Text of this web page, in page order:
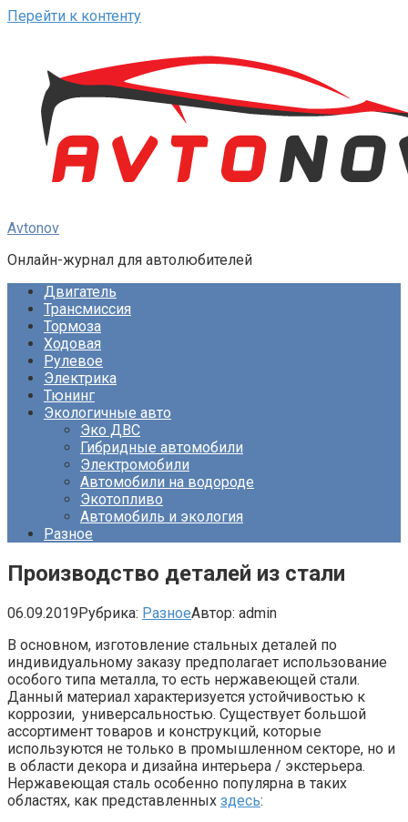
Перейти к контенту
Avtonov
Онлайн-журнал для автолюбителей
Двигатель
Трансмиссия
Тормоза
Ходовая
Рулевое
Электрика
Тюнинг
Экологичные авто
Эко ДВС
Гибридные автомобили
Электромобили
Автомобили на водороде
Экотопливо
Автомобиль и экология
Разное
Производство деталей из стали
06.09.2019Рубрика: РазноеАвтор: admin
В основном, изготовление стальных деталей по
индивидуальному заказу предполагает использование
особого типа металла, то есть нержавеющей стали.
Данный материал характеризуется устойчивостью к
коррозии, универсальностью. Существует большой
ассортимент товаров и конструкций, которые
используются не только в промышленном секторе, но и
в области декора и дизайна интерьера / экстерьера.
Нержавеющая сталь особенно популярна в таких
областях, как представленных здесь: